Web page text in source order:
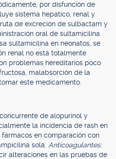
por disfunción de
sistema hepático, renal y
de excreción de sulbactam y
oral de sultamicilina
sultamicilina en neonatos, se
renal no está totalmente
problemas hereditarios poco
malabsorción de la
este medicamento.
de alopurinol y
la incidencia de rash en
en comparación con
sola. Anticoagulantes:
alteraciones en las pruebas de